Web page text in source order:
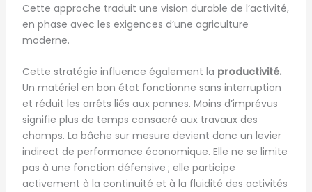
Cette approche traduit une vision durable de l’activité,
en phase avec les exigences d’une agriculture
moderne.
Cette stratégie influence également la productivité.
Un matériel en bon état fonctionne sans interruption
et réduit les arrêts liés aux pannes. Moins d’imprévus
signifie plus de temps consacré aux travaux des
champs. La bâche sur mesure devient donc un levier
indirect de performance économique. Elle ne se limite
pas à une fonction défensive ; elle participe
activement à la continuité et à la fluidité des activités